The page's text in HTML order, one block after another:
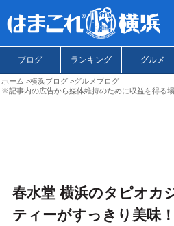
ブログ ランキング グルメ
ホーム 横浜ブログ
グルメブログ
※記事内の広告から媒体維持のために収益を得る
春水堂 横浜のタピオカ
ティーがすっきり美味